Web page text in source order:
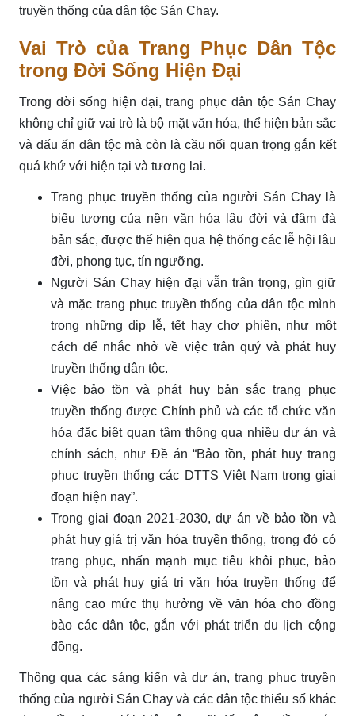
truyền thống của dân tộc Sán Chay.
Vai Trò của Trang Phục Dân Tộc
trong Đời Sống Hiện Đại
Trong đời sống hiện đại, trang phục dân tộc Sán Chay
không chỉ giữ vai trò là bộ mặt văn hóa, thể hiện bản sắc
và dấu ấn dân tộc mà còn là cầu nối quan trọng gắn kết
quá khứ với hiện tại và tương lai.
Trang phục truyền thống của người Sán Chay là
biểu tượng của nền văn hóa lâu đời và đậm đà
bản sắc, được thể hiện qua hệ thống các lễ hội lâu
đời, phong tục, tín ngưỡng.
Người Sán Chay hiện đại vẫn trân trọng, gìn giữ
và mặc trang phục truyền thống của dân tộc mình
trong những dịp lễ, tết hay chợ phiên, như một
cách để nhắc nhở về việc trân quý và phát huy
truyền thống dân tộc.
Việc bảo tồn và phát huy bản sắc trang phục
truyền thống được Chính phủ và các tổ chức văn
hóa đặc biệt quan tâm thông qua nhiều dự án và
chính sách, như Đề án “Bảo tồn, phát huy trang
phục truyền thống các DTTS Việt Nam trong giai
đoạn hiện nay”.
Trong giai đoạn 2021-2030, dự án về bảo tồn và
phát huy giá trị văn hóa truyền thống, trong đó có
trang phục, nhấn mạnh mục tiêu khôi phục, bảo
tồn và phát huy giá trị văn hóa truyền thống để
nâng cao mức thụ hưởng về văn hóa cho đồng
bào các dân tộc, gắn với phát triển du lịch cộng
đồng.
Thông qua các sáng kiến và dự án, trang phục truyền
thống của người Sán Chay và các dân tộc thiểu số khác